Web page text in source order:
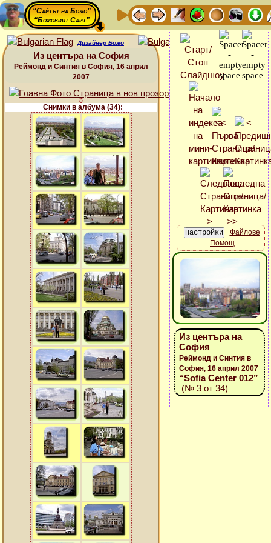
“Сайтът на Божо”
“Божовият Сайт”
Дизайнер Божо
Из центъра на София
Реймонд и Синтия в София, 16 април
2007
Снимки в албума (34):
Файлове
Помощ
Из центъра на
София
Реймонд и Синтия в
София, 16 април 2007
“Sofia Center 012”
(№ 3 от 34)